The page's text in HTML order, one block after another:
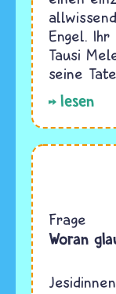
Engel.
Tausi
seine
lesen
Jesidentum
Frage
Woran